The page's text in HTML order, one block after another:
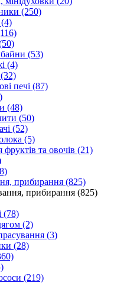
(250)
(53)
(4)
печі (87)
(48)
(50)
(52)
(5)
та овочів (21)
прибирання (825)
прибирання (825)
(78)
(2)
(3)
(28)
(219)